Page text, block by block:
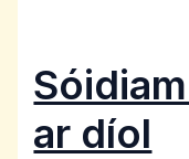
ar díol